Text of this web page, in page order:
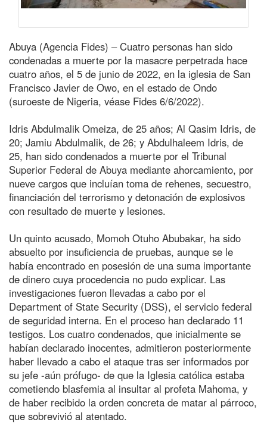
Abuya (Agencia Fides) – Cuatro personas han sido
condenadas a muerte por la masacre perpetrada hace
cuatro años, el 5 de junio de 2022, en la iglesia de San
Francisco Javier de Owo, en el estado de Ondo
(suroeste de Nigeria, véase Fides 6/6/2022).
Idris Abdulmalik Omeiza, de 25 años; Al Qasim Idris, de
20; Jamiu Abdulmalik, de 26; y Abdulhaleem Idris, de
25, han sido condenados a muerte por el Tribunal
Superior Federal de Abuya mediante ahorcamiento, por
nueve cargos que incluían toma de rehenes, secuestro,
financiación del terrorismo y detonación de explosivos
con resultado de muerte y lesiones.
Un quinto acusado, Momoh Otuho Abubakar, ha sido
absuelto por insuficiencia de pruebas, aunque se le
había encontrado en posesión de una suma importante
de dinero cuya procedencia no pudo explicar. Las
investigaciones fueron llevadas a cabo por el
Department of State Security (DSS), el servicio federal
de seguridad interna. En el proceso han declarado 11
testigos. Los cuatro condenados, que inicialmente se
habían declarado inocentes, admitieron posteriormente
haber llevado a cabo el ataque tras ser informados por
su jefe -aún prófugo- de que la Iglesia católica estaba
cometiendo blasfemia al insultar al profeta Mahoma, y
de haber recibido la orden concreta de matar al párroco,
que sobrevivió al atentado.